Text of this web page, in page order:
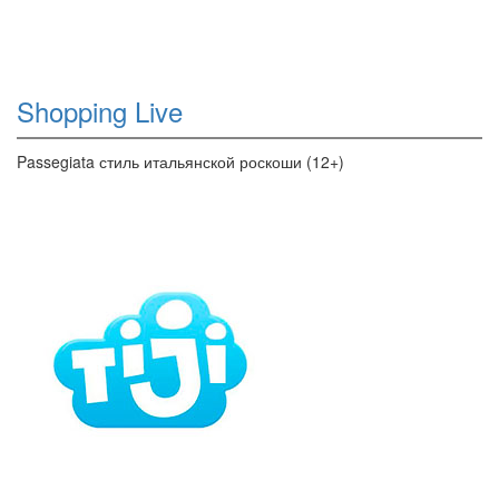
Shopping Live
Passegiata стиль итальянской роскоши (12+)